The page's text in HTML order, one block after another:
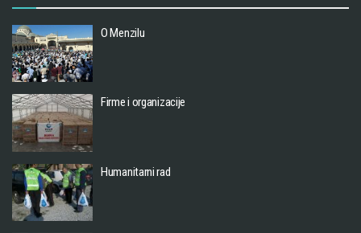
O Menzilu
Firme i organizacije
Humanitarni rad